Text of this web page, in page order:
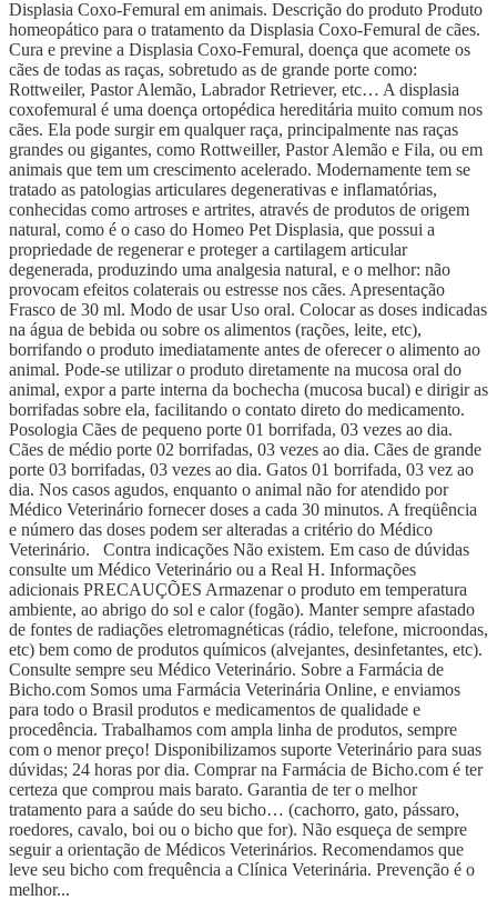
Displasia Coxo-Femural em animais. Descrição do produto Produto
homeopático para o tratamento da Displasia Coxo-Femural de cães.
Cura e previne a Displasia Coxo-Femural, doença que acomete os
cães de todas as raças, sobretudo as de grande porte como:
Rottweiler, Pastor Alemão, Labrador Retriever, etc… A displasia
coxofemural é uma doença ortopédica hereditária muito comum nos
cães. Ela pode surgir em qualquer raça, principalmente nas raças
grandes ou gigantes, como Rottweiller, Pastor Alemão e Fila, ou em
animais que tem um crescimento acelerado. Modernamente tem se
tratado as patologias articulares degenerativas e inflamatórias,
conhecidas como artroses e artrites, através de produtos de origem
natural, como é o caso do Homeo Pet Displasia, que possui a
propriedade de regenerar e proteger a cartilagem articular
degenerada, produzindo uma analgesia natural, e o melhor: não
provocam efeitos colaterais ou estresse nos cães. Apresentação
Frasco de 30 ml. Modo de usar Uso oral. Colocar as doses indicadas
na água de bebida ou sobre os alimentos (rações, leite, etc),
borrifando o produto imediatamente antes de oferecer o alimento ao
animal. Pode-se utilizar o produto diretamente na mucosa oral do
animal, expor a parte interna da bochecha (mucosa bucal) e dirigir as
borrifadas sobre ela, facilitando o contato direto do medicamento.
Posologia Cães de pequeno porte 01 borrifada, 03 vezes ao dia.
Cães de médio porte 02 borrifadas, 03 vezes ao dia. Cães de grande
porte 03 borrifadas, 03 vezes ao dia. Gatos 01 borrifada, 03 vez ao
dia. Nos casos agudos, enquanto o animal não for atendido por
Médico Veterinário fornecer doses a cada 30 minutos. A freqüência
e número das doses podem ser alteradas a critério do Médico
Veterinário. Contra indicações Não existem. Em caso de dúvidas
consulte um Médico Veterinário ou a Real H. Informações
adicionais PRECAUÇÕES Armazenar o produto em temperatura
ambiente, ao abrigo do sol e calor (fogão). Manter sempre afastado
de fontes de radiações eletromagnéticas (rádio, telefone, microondas,
etc) bem como de produtos químicos (alvejantes, desinfetantes, etc).
Consulte sempre seu Médico Veterinário. Sobre a Farmácia de
Bicho.com Somos uma Farmácia Veterinária Online, e enviamos
para todo o Brasil produtos e medicamentos de qualidade e
procedência. Trabalhamos com ampla linha de produtos, sempre
com o menor preço! Disponibilizamos suporte Veterinário para suas
dúvidas; 24 horas por dia. Comprar na Farmácia de Bicho.com é ter
certeza que comprou mais barato. Garantia de ter o melhor
tratamento para a saúde do seu bicho… (cachorro, gato, pássaro,
roedores, cavalo, boi ou o bicho que for). Não esqueça de sempre
seguir a orientação de Médicos Veterinários. Recomendamos que
leve seu bicho com frequência a Clínica Veterinária. Prevenção é o
melhor...